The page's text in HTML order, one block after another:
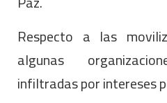
Respecto a las
algunas
infiltradas por intereses